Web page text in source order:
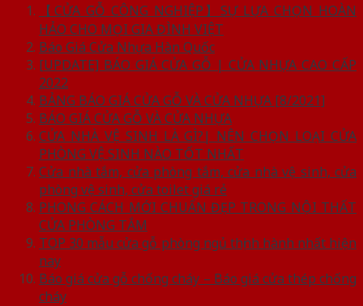
【CỬA GỖ CÔNG NGHIỆP】SỰ LỰA CHỌN HOÀN
HẢO CHO MỌI GIA ĐÌNH VIỆT
Báo Giá Cửa Nhựa Hàn Quốc
[UPDATE] BÁO GIÁ CỬA GỖ | CỬA NHỰA CAO CẤP
2022
BẢNG BÁO GIÁ CỬA GỖ VÀ CỬA NHỰA [8/2021]
BÁO GIÁ CỬA GỖ VÀ CỬA NHỰA
CỬA NHÀ VỆ SINH LÀ GÌ?| NÊN CHỌN LOẠI CỬA
PHÒNG VỆ SINH NÀO TỐT NHẤT
Cửa nhà tắm, cửa phòng tắm, cửa nhà vệ sinh, cửa
phòng vệ sinh, cửa toilet giá rẻ
PHONG CÁCH MỚI CHUẨN ĐẸP TRONG NỘI THẤT
CỬA PHÒNG TẮM
TOP 30 mẫu cửa gỗ phòng ngủ thịnh hành nhất hiện
nay
Báo giá cửa gỗ chống cháy – Báo giá cửa thép chống
cháy